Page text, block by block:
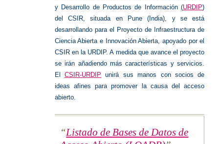
y Desarrollo de Productos de Información (URDIP)
del CSIR, situada en Pune (India), y se está
desarrollando para el Proyecto de Infraestructura de
Ciencia Abierta e Innovación Abierta, apoyado por el
CSIR en la URDIP. A medida que avance el proyecto
se irán añadiendo más características y servicios.
ElCSIR-URDIP unirá sus manos con socios de
ideas afines para promover la causa del acceso
abierto.
Listado de Bases de Datos de